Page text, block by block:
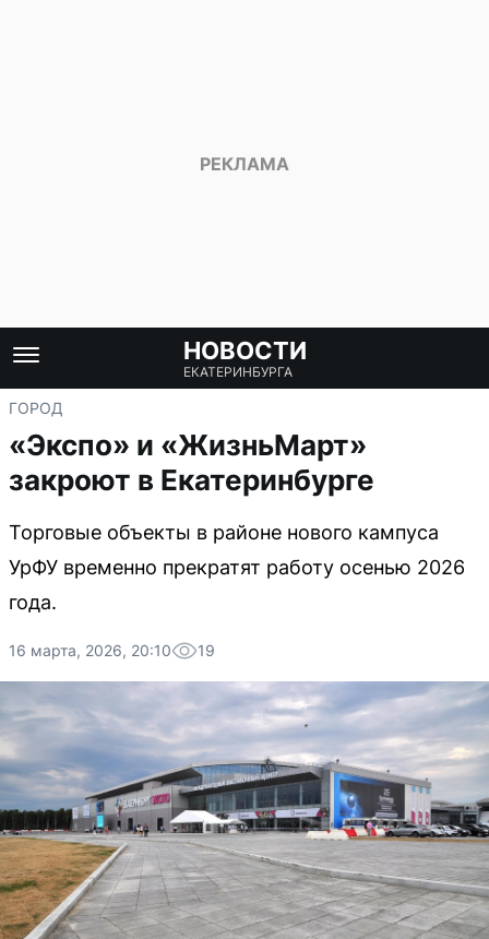
НОВОСТИ
ЕКАТЕРИНБУРГА
ГОРОД
«Экспо» и «ЖизньМарт»
закроют в Екатеринбурге
Торговые объекты в районе нового кампуса
УрФУ временно прекратят работу осенью 2026
года.
16 марта, 2026, 20:10 19